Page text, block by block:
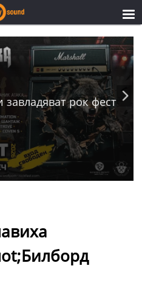
рок фест